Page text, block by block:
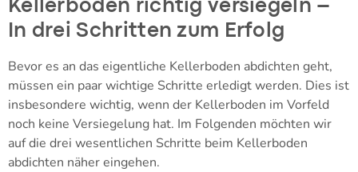
Kellerboden richtig versiegeln –
In drei Schritten zum Erfolg
Bevor es an das eigentliche Kellerboden abdichten geht,
müssen ein paar wichtige Schritte erledigt werden. Dies ist
insbesondere wichtig, wenn der Kellerboden im Vorfeld
noch keine Versiegelung hat. Im Folgenden möchten wir
auf die drei wesentlichen Schritte beim Kellerboden
abdichten näher eingehen.